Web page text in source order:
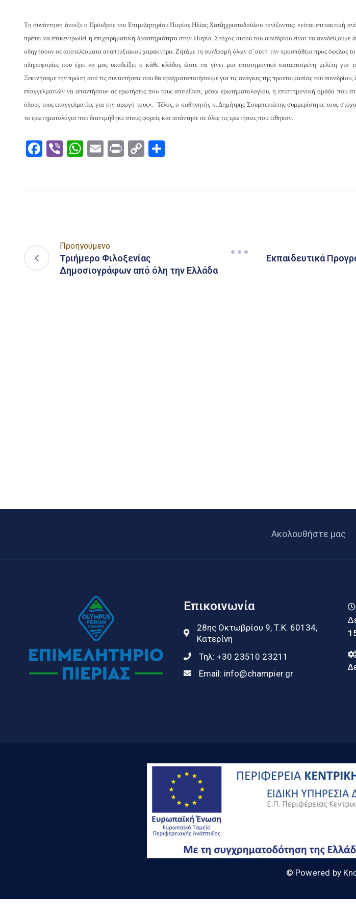
Τη συνάντηση άνοιξε ο Πρόεδρος του Επιμελητηρίου Πιερίας Ηλίας Χατζηχριστοδούλου τονίζοντας: «είναι επιτακτική
πρέπει να επικεντρωθεί η επιχειρηματική δραστηριότητα στην Πιερία. Στόχος αυτού του συνεδρίου είναι να
οδηγήσουν σε αποτελέσματα αναπτυξιακού χαρακτήρα. Ζητάμε τη συνδρομή όλων σ’ αυτή την προσπάθεια προς όφελος
πληροφορίες που έχει να μας υποδείξει ο κάθε κλάδος ώστε να γίνει μια επιστημονικά καταρτισμένη μελέτη για
Ξεκινήσαμε την πρώτη από τις συναντήσεις που θα πραγματοποιήσουμε για τις ανάγκες της προετοιμασίας του
επαγγελματιών να απαντήσουν σε ερωτήσεις που τους απευθύνει, μέσω ερωτηματολογίου, η επιστημονική ομάδα που
όλους τους επαγγελματίες για την αρωγή τους». Τέλος, ο καθηγητής κ. Δημήτρης Σουμπενιώτης συμμερίστηκε τους
το ερωτηματολόγιο που διανεμήθηκε στους φορείς και απάντησε σε όλες τις ερωτήσεις που τέθηκαν.
Facebook
ViberWhatsApp
EmailPrintCopy
Προηγούμενο
Τριήμερο Φιλοξενίας
Δημοσιογράφων από όλη την Ελλάδα
Εκπαιδευτικά
Ακολουθήστε μας
Επικοινωνία
28ης Οκτωβρίου 9, Τ.Κ. 60134,
Κατερίνη
Τηλ: +30 23510 23211
Email: info@champier.gr
© Powered by